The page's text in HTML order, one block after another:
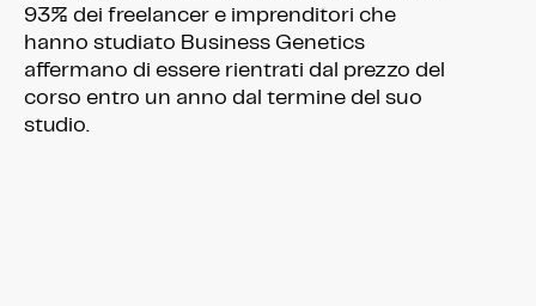
93% dei freelancer e imprenditori che
hanno studiato Business Genetics
affermano di essere rientrati dal prezzo del
corso entro un anno dal termine del suo
studio.